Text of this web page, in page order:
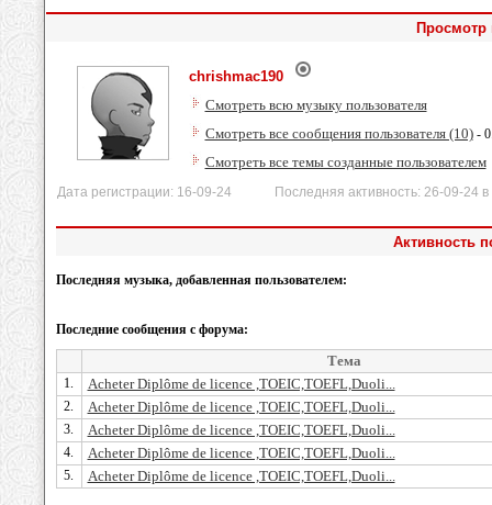
Просмотр
chrishmac190
Смотреть всю музыку пользователя
Смотреть все сообщения пользователя (10)-
Смотреть все темы созданные пользователем
Дата регистрации: 16-09-24 Последняя активность: 26-09-24 в
Активность
Последняя музыка, добавленная пользователем:
Последние сообщения с форума:
Тема
1. Acheter Diplôme de licence ,TOEIC,TOEFL,Duoli...
2. Acheter Diplôme de licence ,TOEIC,TOEFL,Duoli...
3. Acheter Diplôme de licence ,TOEIC,TOEFL,Duoli...
4. Acheter Diplôme de licence ,TOEIC,TOEFL,Duoli...
5. Acheter Diplôme de licence ,TOEIC,TOEFL,Duoli...